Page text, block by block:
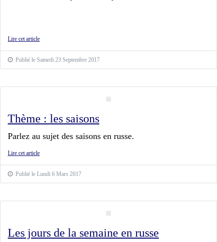
Lire cet article
Publié le Samedi 23 Septembre 2017
Thème : les saisons
Parlez au sujet des saisons en russe.
Lire cet article
Publié le Lundi 6 Mars 2017
Les jours de la semaine en russe